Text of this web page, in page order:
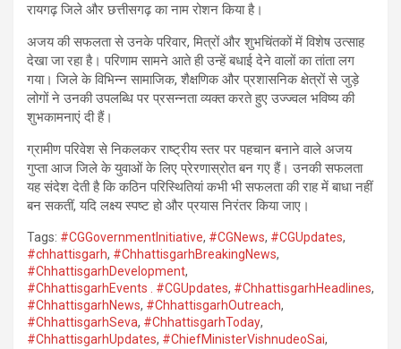
रायगढ़ जिले और छत्तीसगढ़ का नाम रोशन किया है।
अजय की सफलता से उनके परिवार, मित्रों और शुभचिंतकों में विशेष उत्साह
देखा जा रहा है। परिणाम सामने आते ही उन्हें बधाई देने वालों का तांता लग
गया। जिले के विभिन्न सामाजिक, शैक्षणिक और प्रशासनिक क्षेत्रों से जुड़े
लोगों ने उनकी उपलब्धि पर प्रसन्नता व्यक्त करते हुए उज्ज्वल भविष्य की
शुभकामनाएं दी हैं।
ग्रामीण परिवेश से निकलकर राष्ट्रीय स्तर पर पहचान बनाने वाले अजय
गुप्ता आज जिले के युवाओं के लिए प्रेरणास्रोत बन गए हैं। उनकी सफलता
यह संदेश देती है कि कठिन परिस्थितियां कभी भी सफलता की राह में बाधा नहीं
बन सकतीं, यदि लक्ष्य स्पष्ट हो और प्रयास निरंतर किया जाए।
Tags: #CGGovernmentInitiative, #CGNews, #CGUpdates,
#chhattisgarh, #ChhattisgarhBreakingNews,
#ChhattisgarhDevelopment,
#ChhattisgarhEvents . #CGUpdates, #ChhattisgarhHeadlines,
#ChhattisgarhNews, #ChhattisgarhOutreach,
#ChhattisgarhSeva, #ChhattisgarhToday,
#ChhattisgarhUpdates, #ChiefMinisterVishnudeoSai,